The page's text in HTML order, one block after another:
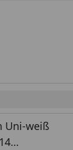
Uni-weiß